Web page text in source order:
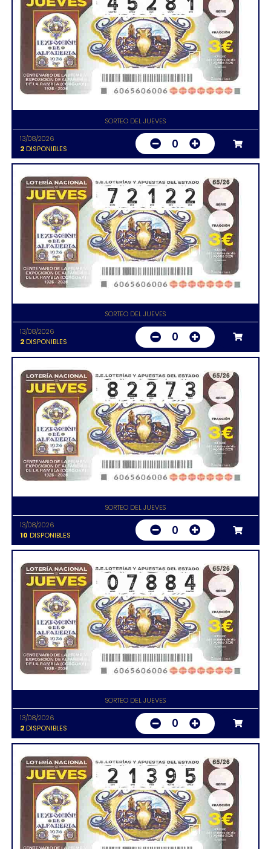
SORTEO DEL JUEVES
13/08/2026
2DISPONIBLES 0
SORTEO DEL JUEVES
13/08/2026
2DISPONIBLES 0
SORTEO DEL JUEVES
13/08/2026
10 DISPONIBLES 0
SORTEO DEL JUEVES
13/08/2026
2DISPONIBLES 0